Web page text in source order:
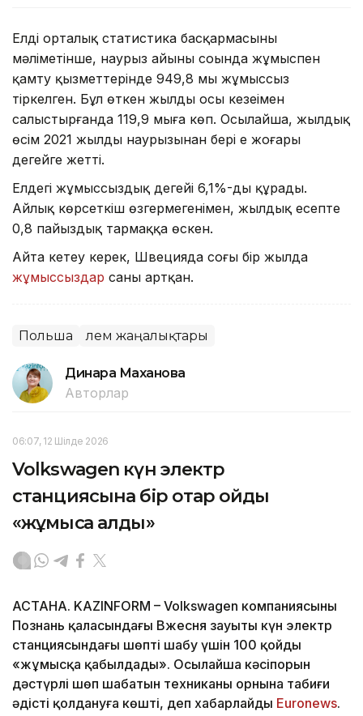
Елдің орталық статистика басқармасының
мәліметінше, наурыз айының соңында жұмыспен
қамту қызметтерінде 949,8 мың жұмыссыз
тіркелген. Бұл өткен жылдың осы кезеңімен
салыстырғанда 119,9 мыңға көп. Осылайша, жылдық
өсім 2021 жылдың наурызынан бері ең жоғары
деңгейге жетті.
Елдегі жұмыссыздық деңгейі 6,1%-ды құрады.
Айлық көрсеткіш өзгермегенімен, жылдық есепте
0,8 пайыздық тармаққа өскен.
Айта кетеу керек, Швецияда соңғы бір жылда
жұмыссыздар саны артқан.
Польша Әлем жаңалықтары
Динара Маханова
Авторлар
06:07, 12 Шілде 2026
Volkswagen күн электр
станциясына бір отар қойды
«жұмысқа алды»
АСТАНА. KAZINFORM – Volkswagen компаниясының
Познань қаласындағы Вжесня зауыты күн электр
станциясындағы шөпті шабу үшін 100 қойды
«жұмысқа қабылдады». Осылайша кәсіпорын
дәстүрлі шөп шабатын техниканың орнына табиғи
әдісті қолдануға көшті, деп хабарлайды Euronews.